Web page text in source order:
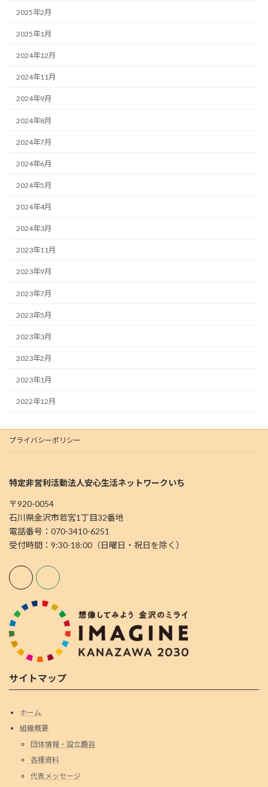
2025年2月
2025年1月
2024年12月
2024年11月
2024年9月
2024年8月
2024年7月
2024年6月
2024年5月
2024年4月
2024年3月
2023年11月
2023年9月
2023年7月
2023年5月
2023年3月
2023年2月
2023年1月
2022年12月
プライバシーポリシー
特定非営利活動法人安心生活ネットワークいち
〒920-0054
石川県金沢市若宮1丁目32番地
電話番号：070-3410-6251
受付時間：9:30-18:00（日曜日・祝日を除く）
サイトマップ
ホーム
組織概要
団体情報・設立趣旨
各種資料
代表メッセージ